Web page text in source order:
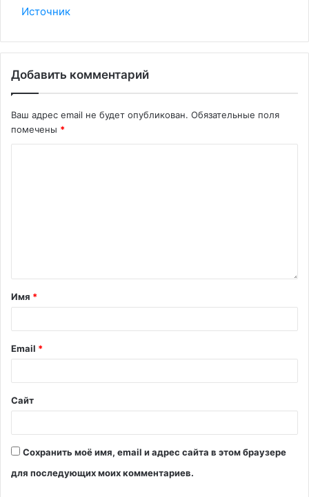
Источник
Добавить комментарий
Ваш адрес email не будет опубликован. Обязательные поля
помечены *
Имя *
Email *
Сайт
Сохранить моё имя, email и адрес сайта в этом браузере
для последующих моих комментариев.